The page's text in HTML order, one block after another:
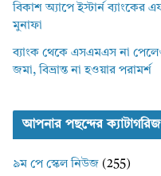
বিকাশ অ্যাপে ইস্টার্ন
মুনাফা
ব্যাংক থেকে এসএমএস না
জমা, বিভ্রান্ত না হওয়ার পরামর্শ
আপনার পছন্দের
৯ম পে স্কেল নিউজ (255)